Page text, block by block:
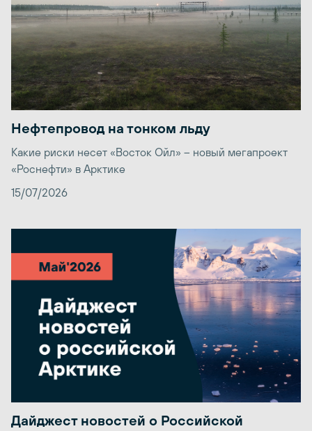
Нефтепровод на тонком льду
Какие риски несет «Восток Ойл» – новый мегапроект
«Роснефти» в Арктике
15/07/2026
Дайджест новостей о Российской